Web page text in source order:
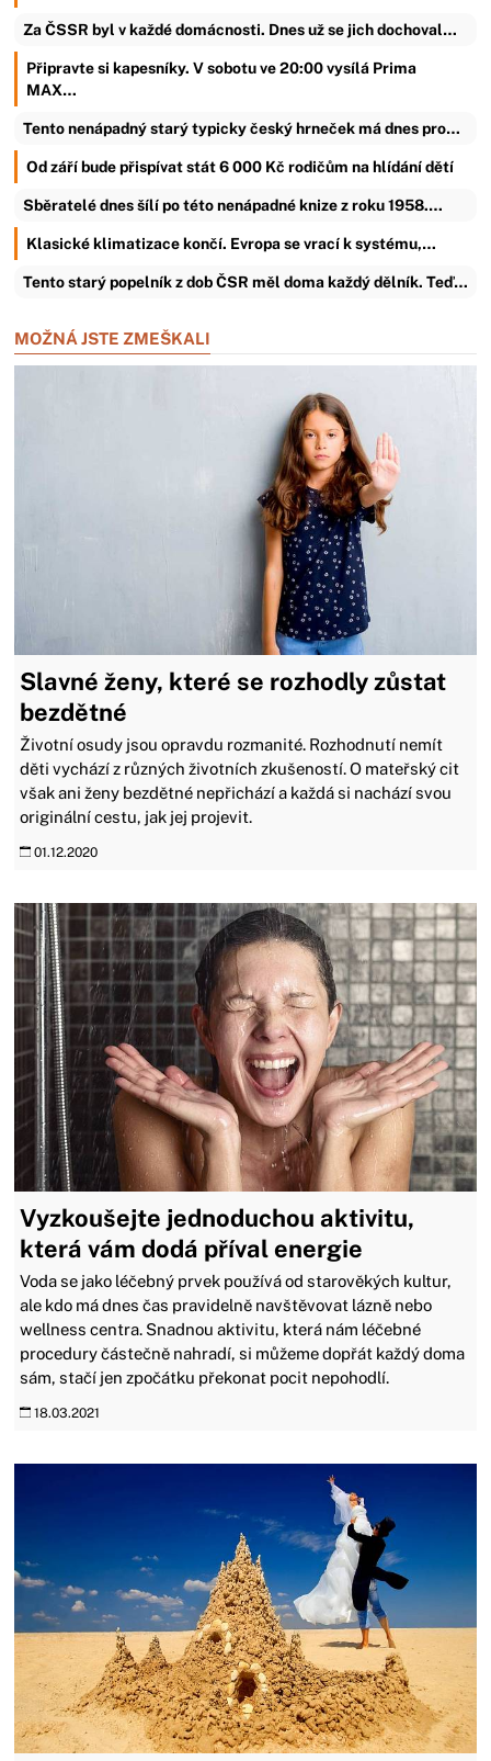
Za ČSSR byl v každé domácnosti. Dnes už se jich dochoval…
Připravte si kapesníky. V sobotu ve 20:00 vysílá Prima
MAX…
Tento nenápadný starý typicky český hrneček má dnes pro…
Od září bude přispívat stát 6 000 Kč rodičům na hlídání dětí
Sběratelé dnes šílí po této nenápadné knize z roku 1958.…
Klasické klimatizace končí. Evropa se vrací k systému,…
Tento starý popelník z dob ČSR měl doma každý dělník. Teď…
MOŽNÁ JSTE ZMEŠKALI
Slavné ženy, které se rozhodly zůstat
bezdětné
Životní osudy jsou opravdu rozmanité. Rozhodnutí nemít
děti vychází z různých životních zkušeností. O mateřský cit
však ani ženy bezdětné nepřichází a každá si nachází svou
originální cestu, jak jej projevit.
01.12.2020
Vyzkoušejte jednoduchou aktivitu,
která vám dodá příval energie
Voda se jako léčebný prvek používá od starověkých kultur,
ale kdo má dnes čas pravidelně navštěvovat lázně nebo
wellness centra. Snadnou aktivitu, která nám léčebné
procedury částečně nahradí, si můžeme dopřát každý doma
sám, stačí jen zpočátku překonat pocit nepohodlí.
18.03.2021